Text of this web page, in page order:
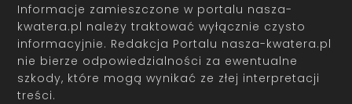
Informacje zamieszczone w portalu nasza-
kwatera.pl należy traktować wyłącznie czysto
informacyjnie. Redakcja Portalu nasza-kwatera.pl
nie bierze odpowiedzialności za ewentualne
szkody, które mogą wynikać ze złej interpretacji
treści.